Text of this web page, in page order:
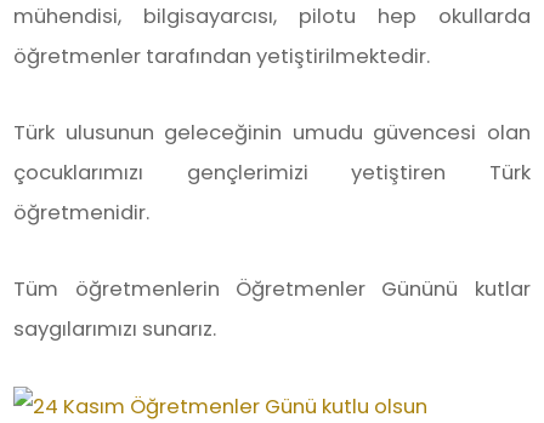
mühendisi, bilgisayarcısı, pilotu hep okullarda
öğretmenler tarafından yetiştirilmektedir.
Türk ulusunun geleceğinin umudu güvencesi olan
çocuklarımızı gençlerimizi yetiştiren Türk
öğretmenidir.
Tüm öğretmenlerin Öğretmenler Gününü kutlar
saygılarımızı sunarız.